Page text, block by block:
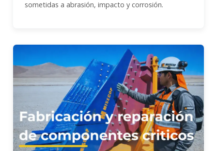
sometidas a abrasión, impacto y corrosión.